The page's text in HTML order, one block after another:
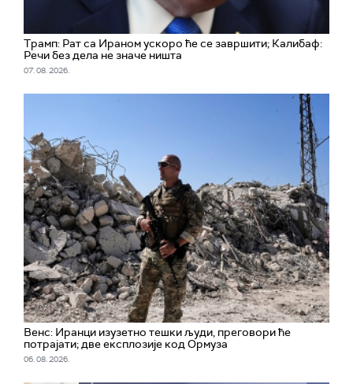
Трамп: Рат са Ираном ускоро ће се завршити; Калибаф:
Речи без дела не значе ништа
07. 08. 2026.
Венс: Иранци изузетно тешки људи, преговори ће
потрајати; две експлозије код Ормуза
06. 08. 2026.